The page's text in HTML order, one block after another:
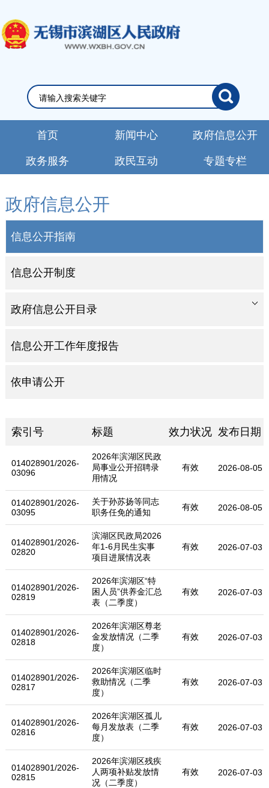
首页 新闻中心 政府信息公开
政务服务 政民互动 专题专栏
政府信息公开
信息公开指南
信息公开制度
政府信息公开目录
信息公开工作年度报告
依申请公开
索引号 标题 效力状况 发布日期
014028901/2026-
03096
2026年滨湖区民政
局事业公开招聘录
用情况
有效 2026-08-05
014028901/2026-
03095
关于孙苏扬等同志
职务任免的通知
有效 2026-08-05
014028901/2026-
02820
滨湖区民政局2026
年1-6月民生实事
项目进展情况表
有效 2026-07-03
014028901/2026-
02819
2026年滨湖区“特
困人员”供养金汇总
表（二季度）
有效 2026-07-03
014028901/2026-
02818
2026年滨湖区尊老
金发放情况（二季
度）
有效 2026-07-03
014028901/2026-
02817
2026年滨湖区临时
救助情况（二季
度）
有效 2026-07-03
014028901/2026-
02816
2026年滨湖区孤儿
每月发放表（二季
度）
有效 2026-07-03
014028901/2026-
02815
2026年滨湖区残疾
人两项补贴发放情
况（二季度）
有效 2026-07-03